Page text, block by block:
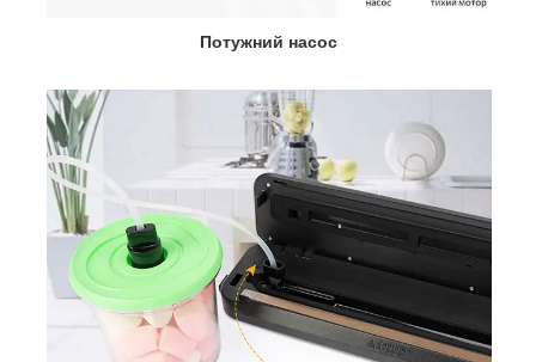
Потужний насос